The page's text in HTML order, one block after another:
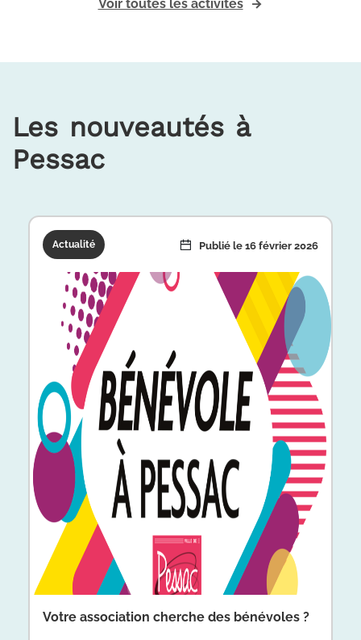
Voir toutes les activités
Les nouveautés à
Pessac
Actualité Publié le 3 septembre 2025
Formations bénévoles
Actualité Publié le 16 février 2026
Votre association cherche des bénévoles ?
Actualité Publié le 2 juin 2026
Fermeture de la Villa Clément V
Actualité Publié le 7 juin 2024
Du wifi dans les salles
Actualité Publié le 24 mars 2020
Un guide pour accompagner les